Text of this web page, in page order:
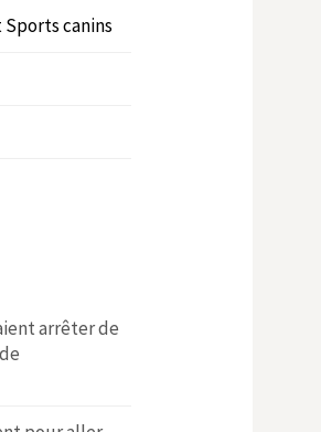
canins
arrêter de